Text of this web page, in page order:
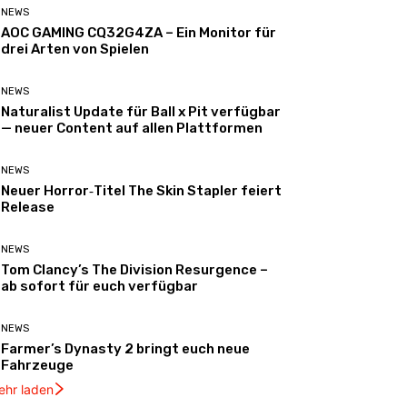
NEWS
AOC GAMING CQ32G4ZA – Ein Monitor für
drei Arten von Spielen
NEWS
Naturalist Update für Ball x Pit verfügbar
— neuer Content auf allen Plattformen
NEWS
Neuer Horror‑Titel The Skin Stapler feiert
Release
NEWS
Tom Clancy’s The Division Resurgence –
ab sofort für euch verfügbar
NEWS
Farmer’s Dynasty 2 bringt euch neue
Fahrzeuge
laden